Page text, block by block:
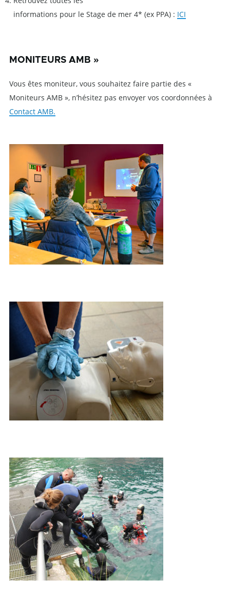
informations pour le Stage de mer 4* (ex PPA) : ICI
MONITEURS AMB »
Vous êtes moniteur, vous souhaitez faire partie des «
Moniteurs AMB », n’hésitez pas envoyer vos coordonnées à
Contact AMB.